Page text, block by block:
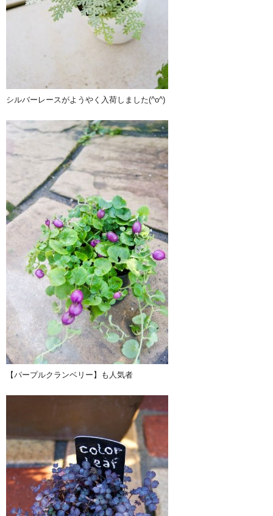
シルバーレースがようやく入荷しました(^o^)
【パープルクランベリー】も人気者